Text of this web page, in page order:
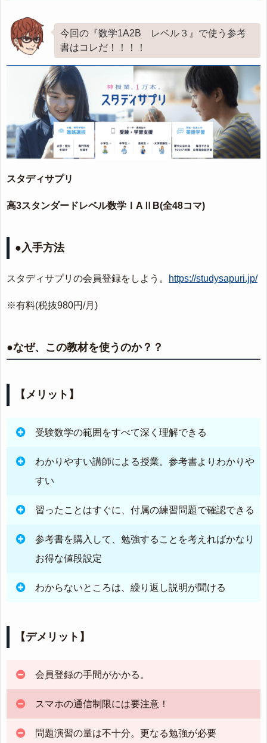
今回の『数学1A2B レベル３』で使う参考
書はコレだ！！！！
スタディサプリ
高3スタンダードレベル数学ⅠAⅡB(全48コマ)
●入手方法
スタディサプリの会員登録をしよう。 https://studysapuri.jp/
※有料(税抜980円/月)
●なぜ、この教材を使うのか？？
【メリット】
受験数学の範囲をすべて深く理解できる
わかりやすい講師による授業。参考書よりわかりや
すい
習ったことはすぐに、付属の練習問題で確認できる
参考書を購入して、勉強することを考えればかなり
お得な値段設定
わからないところは、繰り返し説明が聞ける
【デメリット】
会員登録の手間がかかる。
スマホの通信制限には要注意！
問題演習の量は不十分。更なる勉強が必要